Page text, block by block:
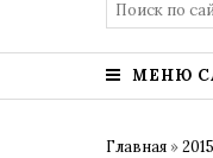
МЕНЮ
Главная »2015